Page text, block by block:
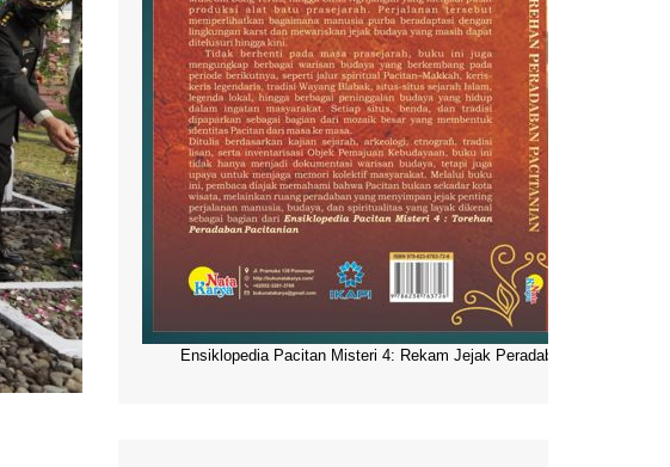
Ensiklopedia Pacitan Misteri 4: Rekam Jejak Peradaban Dunia